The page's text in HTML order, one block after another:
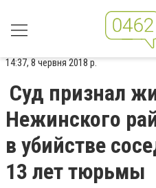
14:37, 8 червня 2018 р.
Суд признал
Нежинского
в убийстве
13 лет тюрьмы